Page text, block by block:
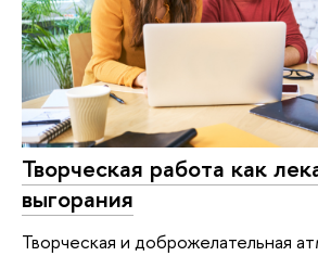
Творческая работа как
выгорания
Творческая и доброжелательная